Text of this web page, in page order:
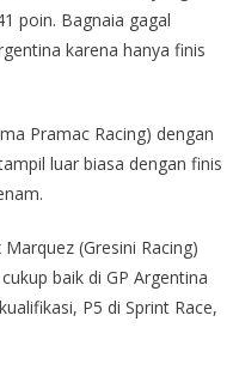
poin. Bagnaia gagal
karena hanya finis
Pramac Racing) dengan
luar biasa dengan finis
(Gresini Racing)
baik di GP Argentina
P5 di Sprint Race,